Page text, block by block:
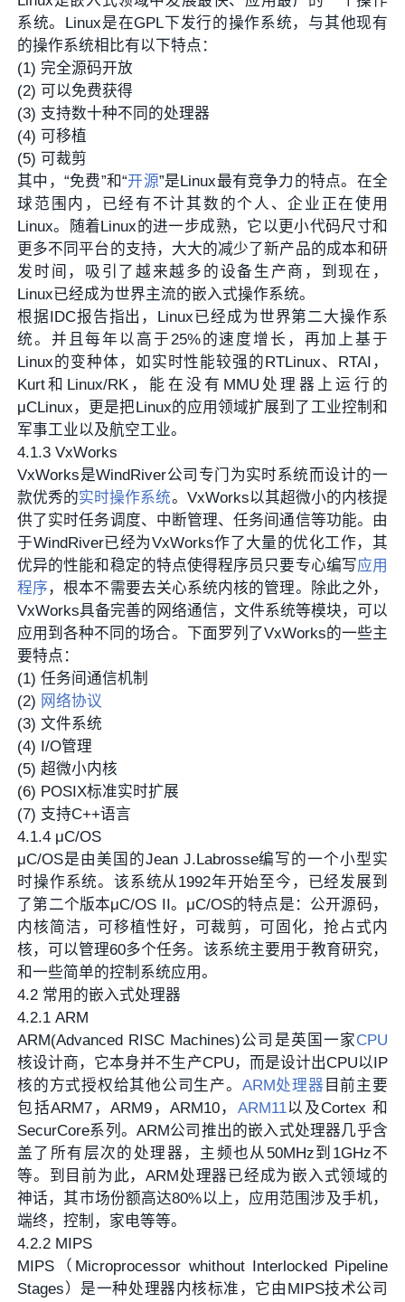
系统。Linux是在GPL下发行的操作系统，与其他现有
的操作系统相比有以下特点：
(1) 完全源码开放
(2) 可以免费获得
(3) 支持数十种不同的处理器
(4) 可移植
(5) 可裁剪
其中，“免费”和“开源”是Linux最有竞争力的特点。在全
球范围内，已经有不计其数的个人、企业正在使用
Linux。随着Linux的进一步成熟，它以更小代码尺寸和
更多不同平台的支持，大大的减少了新产品的成本和研
发时间，吸引了越来越多的设备生产商，到现在，
Linux已经成为世界主流的嵌入式操作系统。
根据IDC报告指出，Linux已经成为世界第二大操作系
统。并且每年以高于25%的速度增长，再加上基于
Linux的变种体，如实时性能较强的RTLinux、RTAI，
Kurt和Linux/RK，能在没有MMU处理器上运行的
μCLinux，更是把Linux的应用领域扩展到了工业控制和
军事工业以及航空工业。
4.1.3 VxWorks
VxWorks是WindRiver公司专门为实时系统而设计的一
款优秀的实时操作系统。VxWorks以其超微小的内核提
供了实时任务调度、中断管理、任务间通信等功能。由
于WindRiver已经为VxWorks作了大量的优化工作，其
优异的性能和稳定的特点使得程序员只要专心编写应用
程序 ，根本不需要去关心系统内核的管理。除此之外，
VxWorks具备完善的网络通信，文件系统等模块，可以
应用到各种不同的场合。下面罗列了VxWorks的一些主
要特点：
(1) 任务间通信机制
(2) 网络协议
(3) 文件系统
(4) I/O管理
(5) 超微小内核
(6) POSIX标准实时扩展
(7) 支持C++语言
4.1.4 μC/OS
μC/OS是由美国的Jean J.Labrosse编写的一个小型实
时操作系统。该系统从1992年开始至今，已经发展到
了第二个版本μC/OS II。μC/OS的特点是：公开源码，
内核简洁，可移植性好，可裁剪，可固化，抢占式内
核，可以管理60多个任务。该系统主要用于教育研究，
和一些简单的控制系统应用。
4.2 常用的嵌入式处理器
4.2.1 ARM
ARM(Advanced RISC Machines)公司是英国一家CPU
核设计商，它本身并不生产CPU，而是设计出CPU以IP
核的方式授权给其他公司生产。 ARM处理器 目前主要
包括ARM7，ARM9，ARM10， ARM11以及Cortex 和
SecurCore系列。ARM公司推出的嵌入式处理器几乎含
盖了所有层次的处理器，主频也从50MHz到1GHz不
等。到目前为此，ARM处理器已经成为嵌入式领域的
神话，其市场份额高达80%以上，应用范围涉及手机，
端终，控制，家电等等。
4.2.2 MIPS
MIPS（Microprocessor whithout Interlocked Pipeline
Stages）是一种处理器内核标准，它由MIPS技术公司